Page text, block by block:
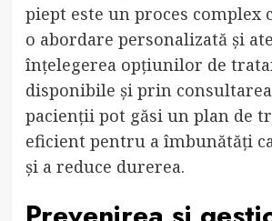
piept este un proces complex
o abordare personalizată și
înțelegerea opțiunilor de
disponibile și prin
pacienții pot găsi un plan de
eficient pentru a îmbunătăți
și a reduce durerea.